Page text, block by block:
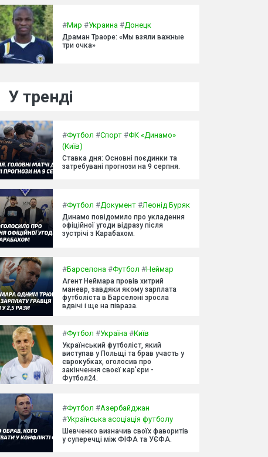
#Мир #Украина #Донецк
Драман Траоре: «Мы взяли важные
три очка»
У тренді
#Футбол #Спорт #ФК «Динамо»
(Київ)
Ставка дня: Основні поєдинки та
затребувані прогнози на 9 серпня.
#Футбол #Документ #Леонід Буряк
Динамо повідомило про укладення
офіційної угоди відразу після
зустрічі з Карабахом.
#Барселона #Футбол #Неймар
Агент Неймара провів хитрий
маневр, завдяки якому зарплата
футболіста в Барселоні зросла
вдвічі і ще на півраза.
#Футбол #Україна #Київ
Український футболіст, який
виступав у Польщі та брав участь у
єврокубках, оголосив про
закінчення своєї кар'єри -
Футбол24.
#Футбол #Азербайджан
#Українська асоціація футболу
Шевченко визначив своїх фаворитів
у суперечці між ФІФА та УЄФА.